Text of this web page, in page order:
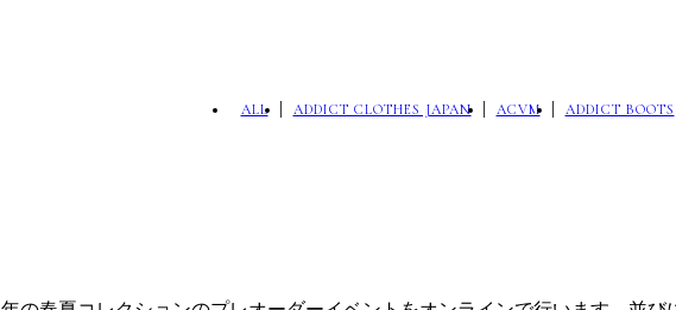
ALL ADDICT CLOTHES JAPAN ACVM ADDICT BOOTS